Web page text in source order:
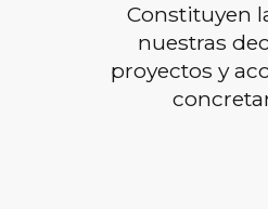
Constituyen
nuestras
proyectos y